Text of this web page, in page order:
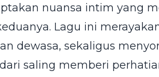
nuansa intim yang
Lagu ini
dewasa, sekaligus
saling memberi